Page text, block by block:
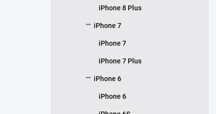
iPhone 8 Plus
iPhone 7
iPhone 7
iPhone 7 Plus
iPhone 6
iPhone 6